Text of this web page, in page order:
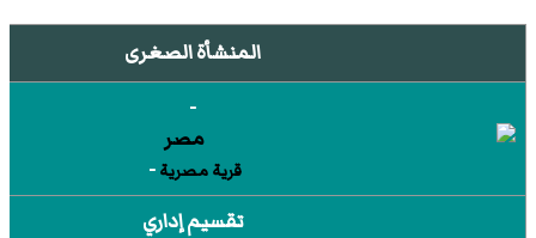
المنشأة الصغرى
-
قرية مصرية-
تقسيم إداري